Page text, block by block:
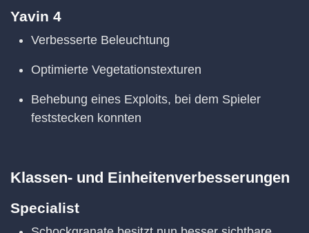
Yavin 4
Verbesserte Beleuchtung
Optimierte Vegetationstexturen
Behebung eines Exploits, bei dem Spieler
feststecken konnten
Klassen- und Einheitenverbesserungen
Specialist